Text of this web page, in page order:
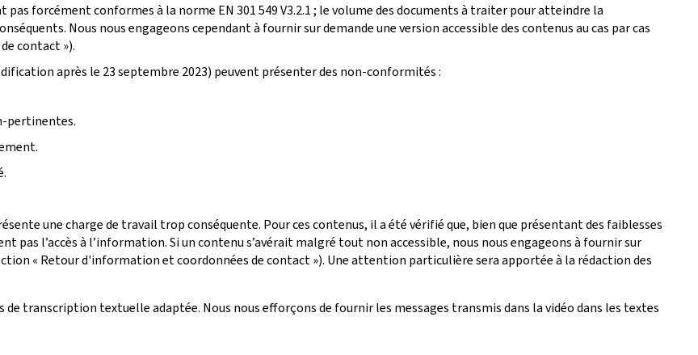
forcément conformes à la norme EN 301 549 V3.2.1 ; le volume des documents à traiter pour atteindre la
Nous nous engageons cependant à fournir sur demande une version accessible des contenus au cas par cas
contact »).
après le 23 septembre 2023) peuvent présenter des non-conformités :
pertinentes.
une charge de travail trop conséquente. Pour ces contenus, il a été vérifié que, bien que présentant des faiblesses
l’accès à l’information. Si un contenu s’avérait malgré tout non accessible, nous nous engageons à fournir sur
« Retour d'information et coordonnées de contact »). Une attention particulière sera apportée à la rédaction des
transcription textuelle adaptée. Nous nous efforçons de fournir les messages transmis dans la vidéo dans les textes